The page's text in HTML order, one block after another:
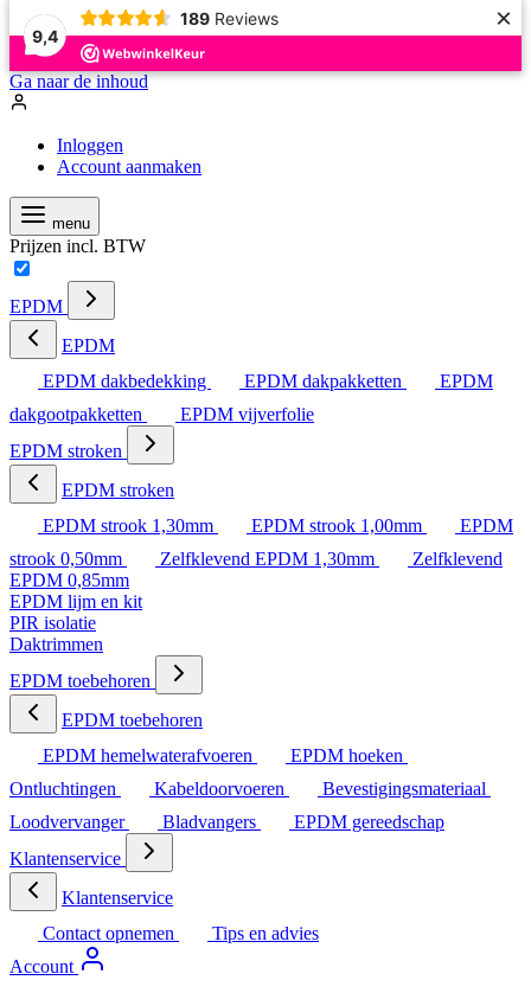
9,4
189 Reviews ×
Ga naar de inhoud
Inloggen
Account aanmaken
menu
Prijzen incl. BTW
EPDM
EPDM
EPDM dakbedekking
EPDM dakpakketten
EPDM
dakgootpakketten
EPDM vijverfolie
EPDM stroken
EPDM stroken
EPDM strook 1,30mm
EPDM strook 1,00mm
EPDM
strook 0,50mm
Zelfklevend EPDM 1,30mm
Zelfklevend
EPDM 0,85mm
EPDM lijm en kit
PIR isolatie
Daktrimmen
EPDM toebehoren
EPDM toebehoren
EPDM hemelwaterafvoeren
EPDM hoeken
Ontluchtingen
Kabeldoorvoeren
Bevestigingsmateriaal
Loodvervanger
Bladvangers
EPDM gereedschap
Klantenservice
Klantenservice
Contact opnemen
Tips en advies
Account